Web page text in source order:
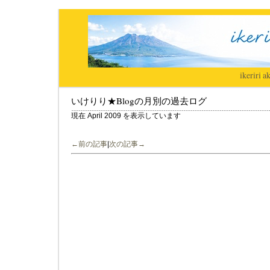
ikeriri|
いけりり★Blogの月別の過去ログ
現在 April 2009 を表示しています
←前の記事 次の記事→